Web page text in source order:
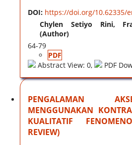
DOI: https://doi.org/10.62335/
Chylen Setiyo Rini,
(Author)
64-79
PDF
Abstract View: 0,
PDF
PENGALAMAN
MENGGUNAKAN
KUALITATIF
REVIEW)